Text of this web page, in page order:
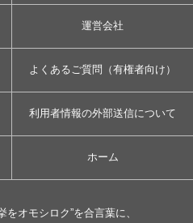
運営会社
よくあるご質問（有権者向け）
利用者情報の外部送信について
ホーム
オモシロク”を合言葉に、